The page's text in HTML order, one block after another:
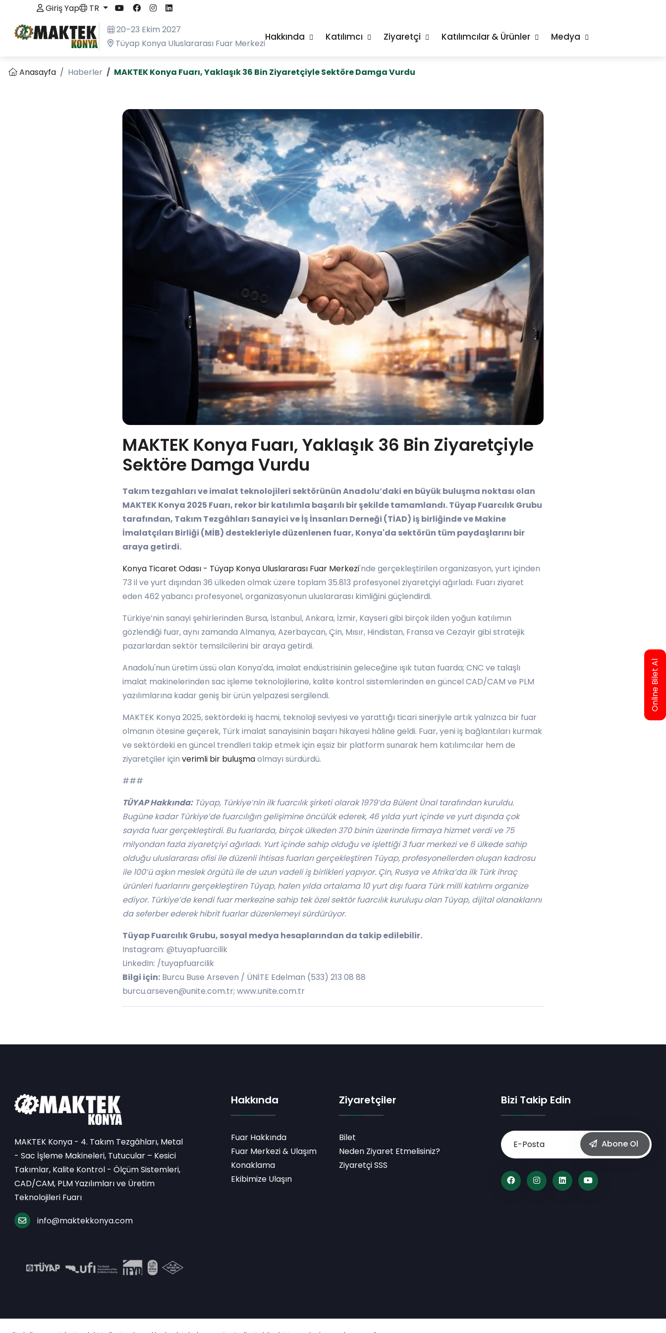
Giriş Yap
TR
20–23 Ekim 2027
Tüyap Konya Uluslararası Fuar Merkezi
Hakkında Katılımcı Ziyaretçi Katılımcılar & Ürünler Medya
Anasayfa Haberler MAKTEK Konya Fuarı, Yaklaşık 36 Bin Ziyaretçiyle Sektöre Damga Vurdu
MAKTEK Konya Fuarı, Yaklaşık 36 Bin Ziyaretçiyle
Sektöre Damga Vurdu
Takım tezgahları ve imalat teknolojileri sektörünün Anadolu’daki en büyük buluşma noktası olan
MAKTEK Konya 2025 Fuarı, rekor bir katılımla başarılı bir şekilde tamamlandı. Tüyap Fuarcılık Grubu
tarafından, Takım Tezgâhları Sanayici ve İş İnsanları Derneği (TİAD) iş birliğinde ve Makine
İmalatçıları Birliği (MİB) destekleriyle düzenlenen fuar, Konya'da sektörün tüm paydaşlarını bir
araya getirdi.
Konya Ticaret Odası - Tüyap Konya Uluslararası Fuar Merkezi'nde gerçekleştirilen organizasyon, yurt içinden
73 il ve yurt dışından 36 ülkeden olmak üzere toplam 35.813 profesyonel ziyaretçiyi ağırladı. Fuarı ziyaret
eden 462 yabancı profesyonel, organizasyonun uluslararası kimliğini güçlendirdi.
Türkiye’nin sanayi şehirlerinden Bursa, İstanbul, Ankara, İzmir, Kayseri gibi birçok ilden yoğun katılımın
gözlendiği fuar, aynı zamanda Almanya, Azerbaycan, Çin, Mısır, Hindistan, Fransa ve Cezayir gibi stratejik
pazarlardan sektör temsilcilerini bir araya getirdi.
Anadolu'nun üretim üssü olan Konya'da, imalat endüstrisinin geleceğine ışık tutan fuarda; CNC ve talaşlı
imalat makinelerinden sac işleme teknolojilerine, kalite kontrol sistemlerinden en güncel CAD/CAM ve PLM
yazılımlarına kadar geniş bir ürün yelpazesi sergilendi.
MAKTEK Konya 2025, sektördeki iş hacmi, teknoloji seviyesi ve yarattığı ticari sinerjiyle artık yalnızca bir fuar
olmanın ötesine geçerek, Türk imalat sanayisinin başarı hikayesi hâline geldi. Fuar, yeni iş bağlantıları kurmak
ve sektördeki en güncel trendleri takip etmek için eşsiz bir platform sunarak hem katılımcılar hem de
ziyaretçiler içinverimli bir buluşmaolmayı sürdürdü.
###
TÜYAP Hakkında:Tüyap, Türkiye’nin ilk fuarcılık şirketi olarak 1979’da Bülent Ünal tarafından kuruldu.
Bugüne kadar Türkiye’de fuarcılığın gelişimine öncülük ederek, 46 yılda yurt içinde ve yurt dışında çok
sayıda fuar gerçekleştirdi. Bu fuarlarda, birçok ülkeden 370 binin üzerinde firmaya hizmet verdi ve 75
milyondan fazla ziyaretçiyi ağırladı. Yurt içinde sahip olduğu ve işlettiği 3 fuar merkezi ve 6 ülkede sahip
olduğu uluslararası ofisi ile düzenli ihtisas fuarları gerçekleştiren Tüyap, profesyonellerden oluşan kadrosu
ile 100’ü aşkın meslek örgütü ile de uzun vadeli iş birlikleri yapıyor. Çin, Rusya ve Afrika’da ilk Türk ihraç
ürünleri fuarlarını gerçekleştiren Tüyap, halen yılda ortalama 10 yurt dışı fuara Türk milli katılımı organize
ediyor. Türkiye’de kendi fuar merkezine sahip tek özel sektör fuarcılık kuruluşu olan Tüyap, dijital olanaklarını
da seferber ederek hibrit fuarlar düzenlemeyi sürdürüyor.
Tüyap Fuarcılık Grubu, sosyal medya hesaplarından da takip edilebilir.
Instagram: @tuyapfuarcilik
LinkedIn: /tuyapfuarcilik
Bilgi için: Burcu Buse Arseven / ÜNİTE Edelman (533) 213 08 88
burcu.arseven@unite.com.tr; www.unite.com.tr
MAKTEK Konya - 4. Takım Tezgâhları, Metal
- Sac İşleme Makineleri, Tutucular – Kesici
Takımlar, Kalite Kontrol - Ölçüm Sistemleri,
CAD/CAM, PLM Yazılımları ve Üretim
Teknolojileri Fuarı
info@maktekkonya.com
Hakkında
Fuar Hakkında
Fuar Merkezi & Ulaşım
Konaklama
Ekibimize Ulaşın
Ziyaretçiler
Bilet
Neden Ziyaret Etmelisiniz?
Ziyaretçi SSS
Bizi Takip Edin
Abone Ol
Online Bilet Al